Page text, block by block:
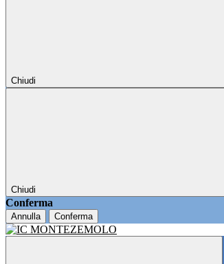
Chiudi
Chiudi
Conferma
Annulla Conferma